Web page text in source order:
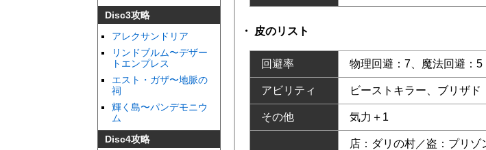
Disc3攻略
アレクサンドリア
リンドブルム〜デザー
トエンプレス
エスト・ガザ〜地脈の
祠
輝く島〜パンデモニウ
ム
Disc4攻略
皮のリスト
回避率 物理回避：7、魔法回避：5
アビリティ ビーストキラー、ブリザド
その他 気力＋1
店：ダリの村／盗：プリゾ